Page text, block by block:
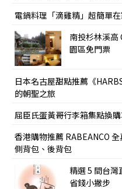
電鍋料理「滴雞精」超簡單
南投杉林溪高
園區免門票
日本名古屋甜點推薦《
的朝聖之旅
屈臣氏蛋黃哥行李箱集點換
香港購物推薦 RABEANCO
側背包、後背包
精選 5 間台
省錢小撇步